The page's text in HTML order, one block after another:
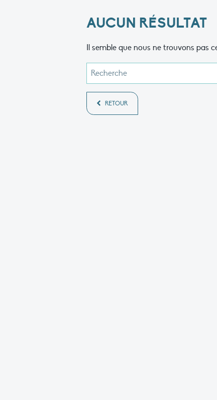
AUCUN RÉSULTAT
Il semble que nous ne trouvons pas
RETOUR